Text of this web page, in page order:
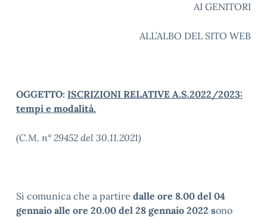
AI GENITORI
ALL’ALBO DEL SITO WEB
OGGETTO: ISCRIZIONI RELATIVE A.S.2022/2023:
tempi e modalità.
(C.M. n° 29452 del 30.11.2021)
Si comunica che a partire dalle ore 8.00 del 04
gennaio alle ore 20.00 del 28 gennaio 2022 sono